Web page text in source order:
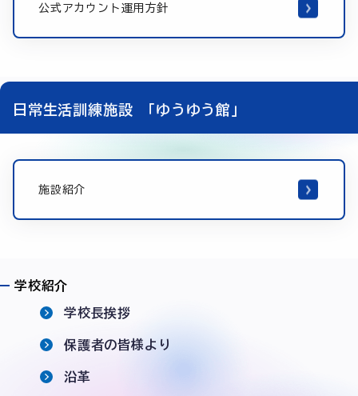
公式アカウント運用方針
日常生活訓練施設 「ゆうゆう館」
施設紹介
学校紹介
学校長挨拶
保護者の皆様より
沿革